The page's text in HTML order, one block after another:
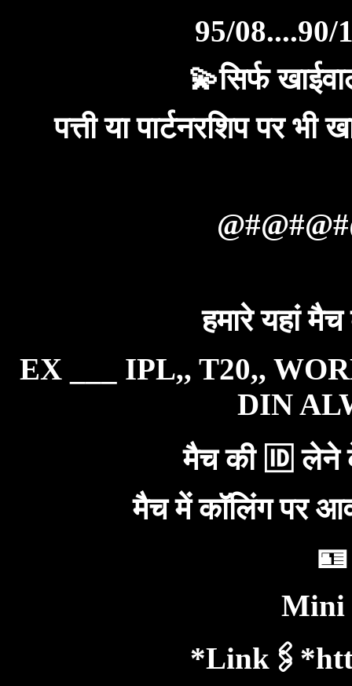
95/08....90/
💫सिर्फ
पत्ती या पार्टनरशिप पर
हमारे यहां
EX ___ IPL,, T20,,
DIN
मैच की 🆔 लेने
मैच में कॉलिंग पर
Mini